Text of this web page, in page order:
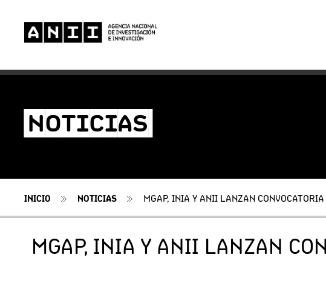
-NOTICIAS-
INICIO NOTICIAS MGAP, INIA Y ANII LANZAN
MGAP, INIA Y ANII LANZAN